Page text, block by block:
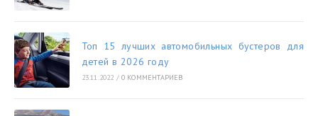
Топ 15 лучших автомобильных бустеров для
детей в 2026 году
23.11.2022 / 0 КОММЕНТАРИЕВ